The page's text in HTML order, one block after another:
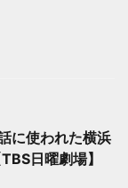
に使われた横浜
日曜劇場】